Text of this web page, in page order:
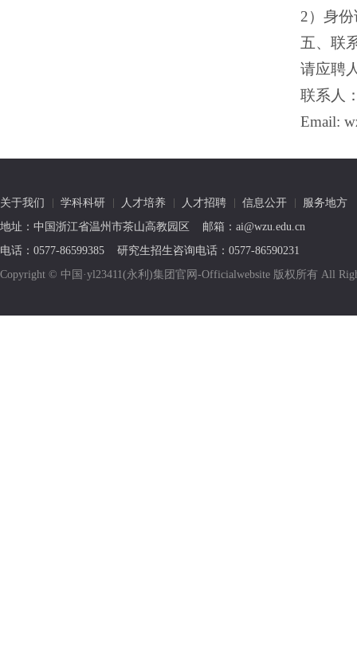
2）身
五、联
请应聘
联系人
Email:
关于我们 学科科研 人才培养 人才招聘 信息公开
服务地方
地址：中国浙江省温州市茶山高教园区 邮箱：ai@wzu.edu.cn
电话：0577-86599385 研究生招生咨询电话：0577-86590231
Copyright © 中国·yl23411(永利)集团官网-Officialwebsite 版权所有 All